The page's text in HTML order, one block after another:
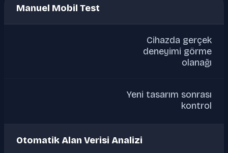
Manuel Mobil Test
Cihazda gerçek
deneyimi görme
olanağı
Yeni tasarım sonrası
kontrol
Otomatik Alan Verisi Analizi